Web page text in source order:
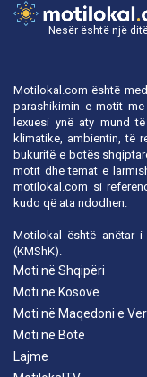
Nesër është një ditë
Motilokal.com është
parashikimin e motit
lexuesi ynë aty mund
klimatike, ambientin, të
bukuritë e botës
motit dhe temat e
motilokal.com si
kudo që ata ndodhen.
Motilokal është anëtar i
(KMShK).
Moti në Shqipëri
Moti në Kosovë
Moti në Maqedoni e
Moti në Botë
Lajme